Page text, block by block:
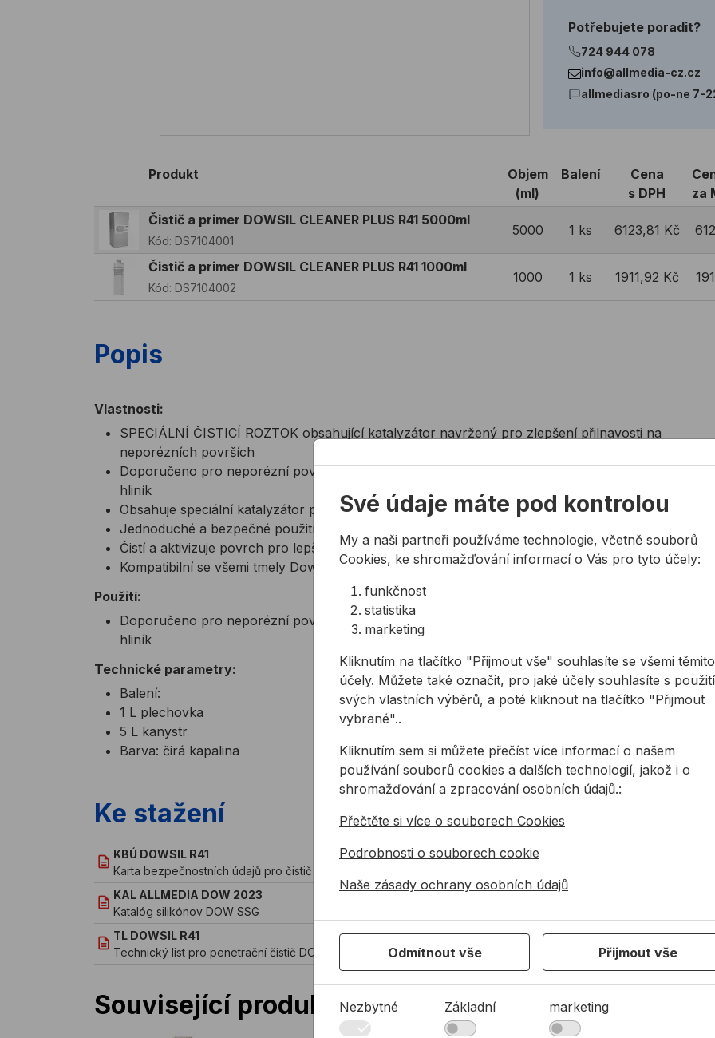
Potřebujete poradit?
724 944 078
info@allmedia-cz.cz
allmediasro (po-ne 7-
Produkt
Objem
(ml)
Balení
Cena
s DPH
za
Čistič a primer DOWSIL CLEANER PLUS R41 5000ml
Kód: DS7104001
5000 1 ks 6123,81 Kč
Čistič a primer DOWSIL CLEANER PLUS R41 1000ml
Kód: DS7104002
1000 1 ks 1911,92 Kč
Popis
Vlastnosti:
SPECIÁLNÍ ČISTICÍ ROZTOK obsahující katalyzátor navržený pro zlepšení přilnavosti na
neporézních površích
Doporučeno pro neporézní povrchy: sklo, kovy, plasty, obzvláště vhodné pro broušený
hliník
Obsahuje speciální katalyzátor pro zlepšení přilnavosti
Jednoduché a bezpečné použití
Čistí a aktivizuje povrch pro lepší přilnavost v jednom kroku
Kompatibilní se všemi tmely Dowsil
Použití:
Doporučeno pro neporézní povrchy: sklo, kovy, plasty, obzvláště vhodné pro broušený
hliník
Technické parametry:
Balení:
1 L plechovka
5 L kanystr
Barva: čirá kapalina
Ke stažení
KBÚ DOWSIL R41
Karta bezpečnostních údajů pro čistič a primer DOWSIL R41
KAL ALLMEDIA DOW 2023
Katalóg silikónov DOW SSG
TL DOWSIL R41
Technický list pro penetrační čistič DOWSIL R41
Související produkty
Čistič a primer DOWSIL R40 UNIVERSAL CLEANER
Své údaje máte pod kontrolou
My a naši partneři používáme technologie, včetně souborů
Cookies, ke shromažďování informací o Vás pro tyto účely:
funkčnost
statistika
marketing
Kliknutím na tlačítko "Přijmout vše" souhlasíte se všemi těmito
účely. Můžete také označit, pro jaké účely souhlasíte s
svých vlastních výběrů, a poté kliknout na tlačítko "Přijmout
vybrané"..
Kliknutím sem si můžete přečíst více informací o našem
používání souborů cookies a dalších technologií, jakož i o
shromažďování a zpracování osobních údajů.:
Přečtěte si více o souborech Cookies
Podrobnosti o souborech cookie
Naše zásady ochrany osobních údajů
Odmítnout vše Přijmout vše
Nezbytné Základní marketing